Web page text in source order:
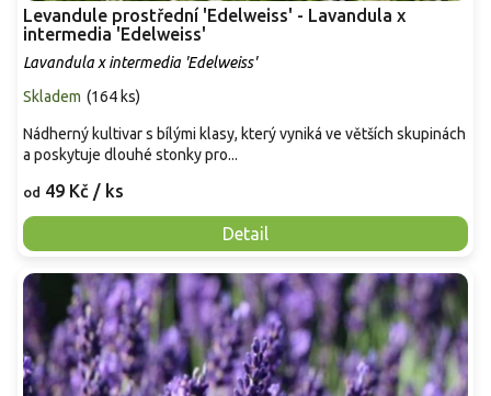
Levandule prostřední 'Edelweiss' - Lavandula x
intermedia 'Edelweiss'
Lavandula x intermedia 'Edelweiss'
Skladem (164 ks)
od 49 Kč / ks
Detail
Nádherný kultivar s bílými klasy, který vyniká ve větších skupinách
a poskytuje dlouhé stonky pro...